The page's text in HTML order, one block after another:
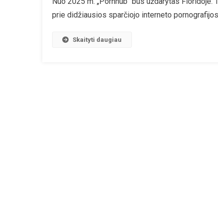
prie didžiausios sparčiojo interneto
Skaityti daugiau